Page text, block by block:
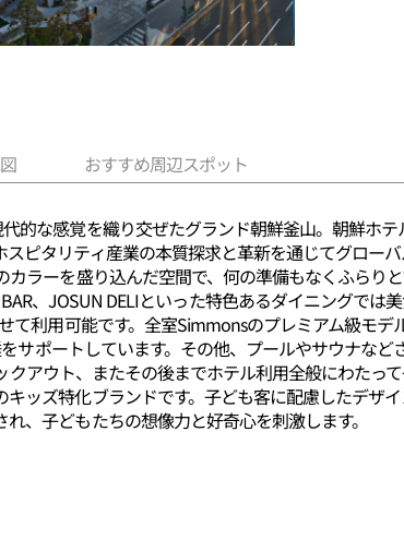
おすすめ周辺スポット
的な感覚を織り交ぜたグランド朝鮮釜山。朝鮮ホ
ピタリティ産業の本質探求と革新を通じてグロー
ラーを盛り込んだ空間で、何の準備もなくふらり
、JOSUN DELIといった特色あるダイニングで
て利用可能です。全室Simmonsのプレミアム級モ
サポートしています。その他、プールやサウナな
アウト、またその後までホテル利用全般にわたっ
ッズ特化ブランドです。子ども客に配慮したデザ
、子どもたちの想像力と好奇心を刺激します。